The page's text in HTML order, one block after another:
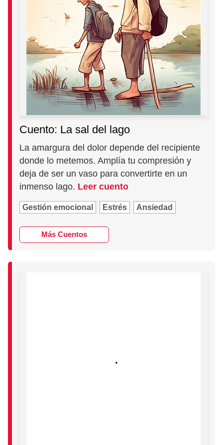
Cuento: La sal del lago
La amargura del dolor depende del recipiente
donde lo metemos. Amplía tu compresión y
deja de ser un vaso para convertirte en un
inmenso lago. Leer cuento
Gestión emocional Estrés Ansiedad
Más Cuentos